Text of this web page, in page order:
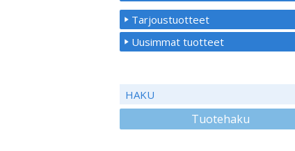
Tarjoustuotteet
Uusimmat tuotteet
HAKU
Tuotehaku